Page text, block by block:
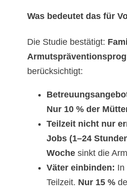
Was bedeutet das für
Die Studie bestätigt:
berücksichtigt:
Nur 10 % der
Teilzeit nicht nur
Jobs (1–24
Woche sinkt die
Väter einbinden: In
Teilzeit. Nur 15 %